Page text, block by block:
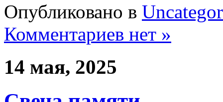
Опубликовано в
Комментариев нет »
14 мая, 2025